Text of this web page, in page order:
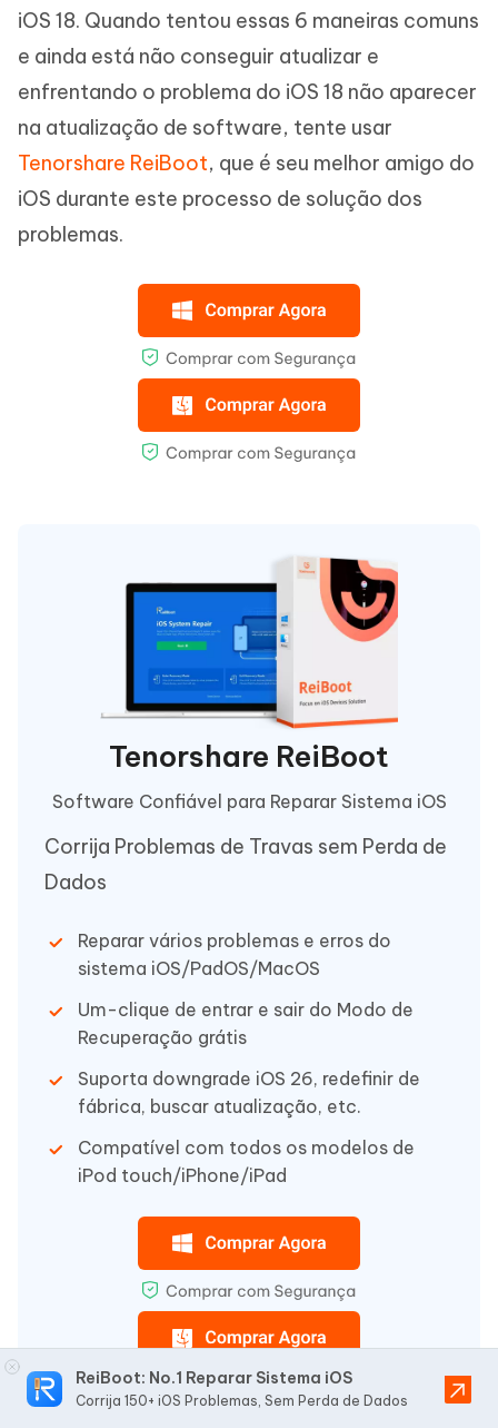
iOS 18. Quando tentou essas 6 maneiras comuns
e ainda está não conseguir atualizar e
enfrentando o problema do iOS 18 não aparecer
na atualização de software, tente usar
Tenorshare ReiBoot, que é seu melhor amigo do
iOS durante este processo de solução dos
problemas.
Tenorshare ReiBoot
Software Confiável para Reparar Sistema iOS
Corrija Problemas de Travas sem Perda de
Dados
Reparar vários problemas e erros do
sistema iOS/PadOS/MacOS
Um-clique de entrar e sair do Modo de
Recuperação grátis
Suporta downgrade iOS 26, redefinir de
fábrica, buscar atualização, etc.
Compatível com todos os modelos de
iPod touch/iPhone/iPad
ReiBoot: No.1 Reparar Sistema iOS
Corrija 150+ iOS Problemas, Sem Perda de Dados